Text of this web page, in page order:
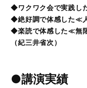
◆ワクワク会で実践
◆絶好調で体感した≪
◆楽読で体感した≪無
（紀三井省次）
●講演実績